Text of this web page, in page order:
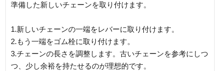
準備した新しいチェーンを取り付けます。
1.新しいチェーンの一端をレバーに取り付けます。
2.もう一端をゴム栓に取り付けます。
3.チェーンの長さを調整します。古いチェーンを参考にしつ
つ、少し余裕を持たせるのが理想的です。